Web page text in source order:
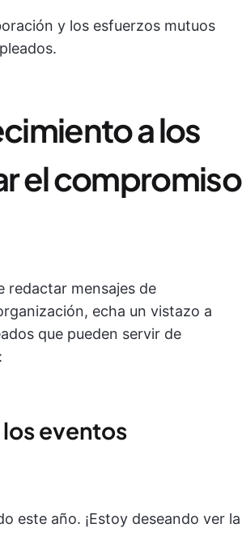
y los esfuerzos mutuos
a los
el compromiso
redactar mensajes de
echa un vistazo a
que pueden servir de
eventos
este año. ¡Estoy deseando ver la